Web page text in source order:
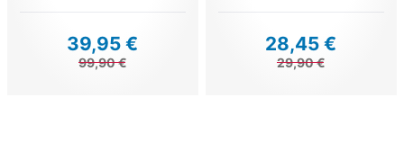
39,95 €
99,90 €
28,45 €
29,90 €